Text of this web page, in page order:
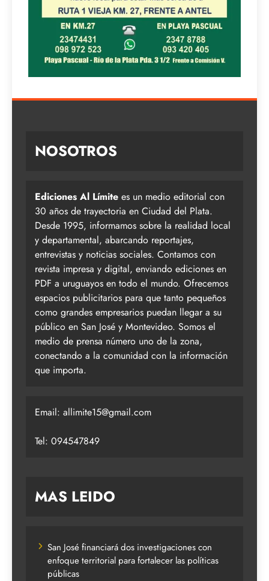
NOSOTROS
Ediciones Al Límite es un medio editorial con
30 años de trayectoria en Ciudad del Plata.
Desde 1995, informamos sobre la realidad local
y departamental, abarcando reportajes,
entrevistas y noticias sociales. Contamos con
revista impresa y digital, enviando ediciones en
PDF a uruguayos en todo el mundo. Ofrecemos
espacios publicitarios para que tanto pequeños
como grandes empresarios puedan llegar a su
público en San José y Montevideo. Somos el
medio de prensa número uno de la zona,
conectando a la comunidad con la información
que importa.
Email: allimite15@gmail.com
Tel: 094547849
MAS LEIDO
San José financiará dos investigaciones con
enfoque territorial para fortalecer las políticas
públicas